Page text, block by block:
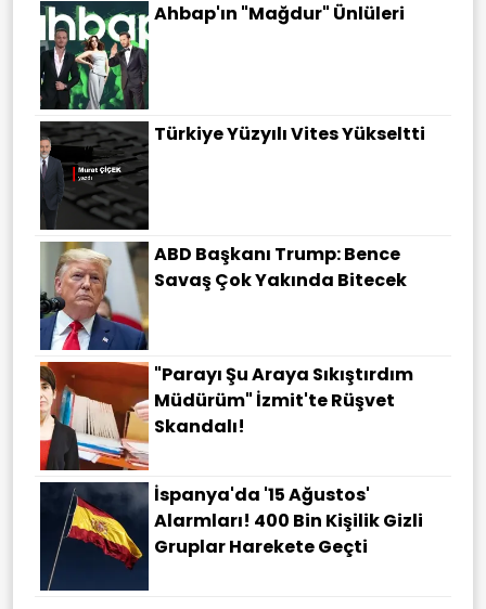
Ahbap'ın "Mağdur" Ünlüleri
Türkiye Yüzyılı Vites Yükseltti
ABD Başkanı Trump: Bence
Savaş Çok Yakında Bitecek
"Parayı Şu Araya Sıkıştırdım
Müdürüm" İzmit'te Rüşvet
Skandalı!
İspanya'da '15 Ağustos'
Alarmları! 400 Bin Kişilik Gizli
Gruplar Harekete Geçti